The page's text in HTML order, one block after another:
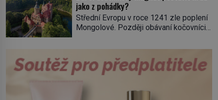
přídělový systém. […]
tradice „něco vypůjčeného“, její matka jí
věnuje jedinečný šperk ze své
soukromé kolekce – diamantovou tiáru
tiára,“ zhodnotil klenot britský politik Sir
Henry Channon (1897–1958), když si […]
jako z pohádky?
Střední Evropu v roce 1241 zle poplení
Mongolové. Později obávaní kočovníci
jednat. Na další případné řádění barbarů
z východu se chce pečlivě připravit!
Český král Václav I. (1205–1253) přijme